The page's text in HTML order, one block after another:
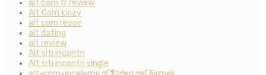
alt com fr review
Alt Com kvizy
alt com revoir
alt dating
alt review
Alt siti incontri
Alt siti incontri single